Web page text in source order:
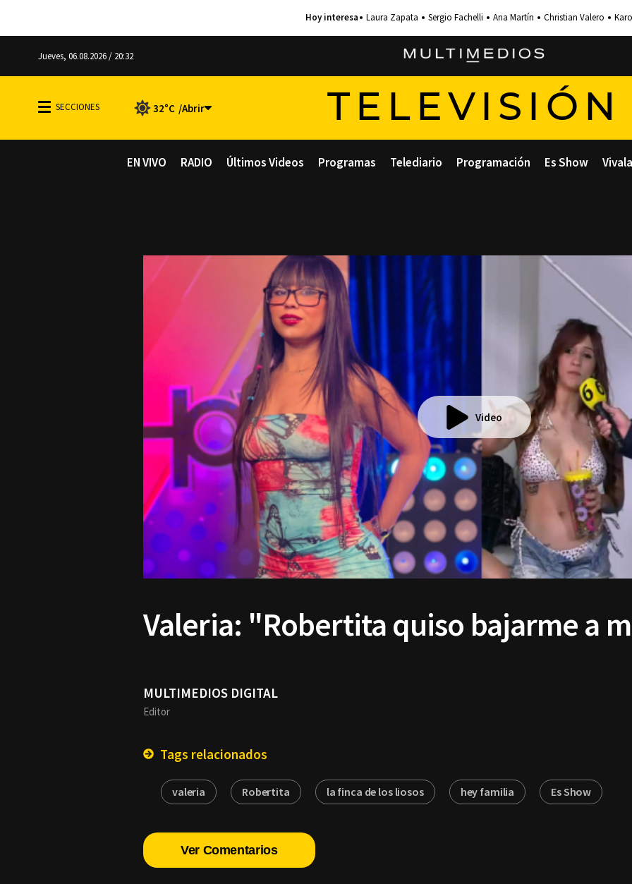
Laura Zapata Sergio Fachelli Ana Martín Christian Valero
Jueves, 06.08.2026 / 20:32
32°C TELEVISIÓN
EN VIVO RADIO Últimos Videos Programas Telediario Programación Es Show
Video
Valeria: "Robertita quiso bajarme a
MULTIMEDIOS DIGITAL
Editor
Tags relacionados
valeria Robertita la finca de los liosos hey familia Es Show
Ver Comentarios